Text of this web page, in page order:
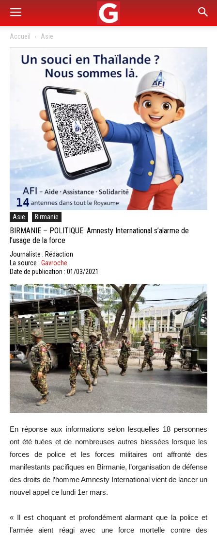
Accueil Asie
Asie Birmanie
BIRMANIE – POLITIQUE: Amnesty International s’alarme de
l’usage de la force
Journaliste : Rédaction
La source : Gavroche
Date de publication : 01/03/2021
En réponse aux informations selon lesquelles 18 personnes
ont été tuées et de nombreuses autres blessées lorsque les
forces de police et les forces militaires ont affronté des
manifestants pacifiques en Birmanie, l’organisation de défense
des droits de l’homme Amnesty International vient de lancer un
nouvel appel ce lundi 1er mars.
« Il est choquant et profondément alarmant que la police et
l’armée aient réagi avec une force mortelle contre des